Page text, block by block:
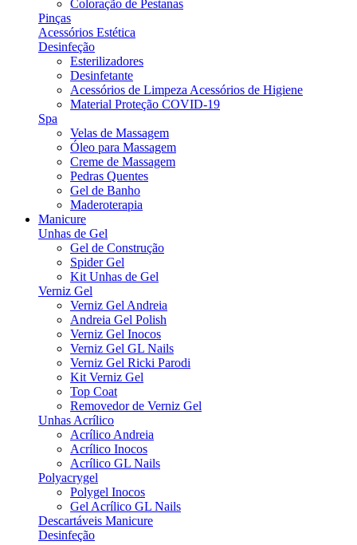
Coloração de Pestanas
Pinças
Acessórios Estética
Desinfeção
Esterilizadores
Desinfetante
Acessórios de Limpeza Acessórios de Higiene
Material Proteção COVID-19
Spa
Velas de Massagem
Óleo para Massagem
Creme de Massagem
Pedras Quentes
Gel de Banho
Maderoterapia
Manicure
Unhas de Gel
Gel de Construção
Spider Gel
Kit Unhas de Gel
Verniz Gel
Verniz Gel Andreia
Andreia Gel Polish
Verniz Gel Inocos
Verniz Gel GL Nails
Verniz Gel Ricki Parodi
Kit Verniz Gel
Top Coat
Removedor de Verniz Gel
Unhas Acrílico
Acrílico Andreia
Acrílico Inocos
Acrílico GL Nails
Polyacrygel
Polygel Inocos
Gel Acrílico GL Nails
Descartáveis Manicure
Desinfeção